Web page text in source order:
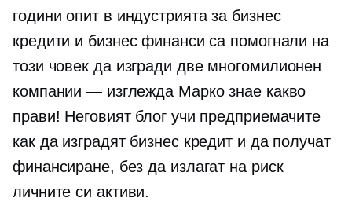
години опит в индустрията за бизнес
кредити и бизнес финанси са помогнали на
този човек да изгради две многомилионен
компании — изглежда Марко знае какво
прави! Неговият блог учи предприемачите
как да изградят бизнес кредит и да получат
финансиране, без да излагат на риск
личните си активи.